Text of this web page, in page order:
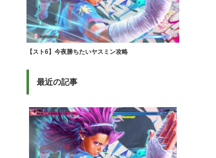
【スト6】今夜勝ちたいヤスミン攻略
最近の記事